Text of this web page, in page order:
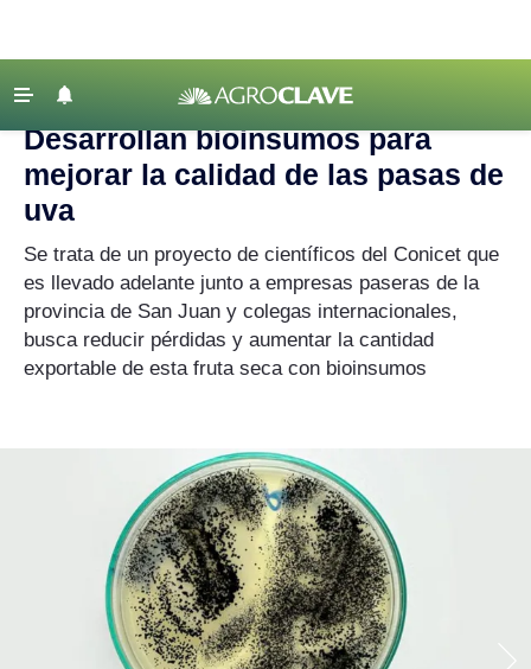
Agricultura
Ganadería
Tecnología
Maquinaria agrícola
Agenda
Seguinos
‹ VOLVER
Agroclave Academia | bioinsumos
Desarrollan bioinsumos para
mejorar la calidad de las pasas de
uva
Se trata de un proyecto de científicos del Conicet que
es llevado adelante junto a empresas paseras de la
provincia de San Juan y colegas internacionales,
busca reducir pérdidas y aumentar la cantidad
exportable de esta fruta seca con bioinsumos